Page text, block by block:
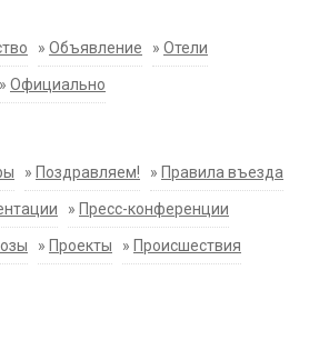
» Объявление » Отели
» Официально
» Поздравляем! » Правила въезда
» Пресс-конференции
» Проекты » Происшествия